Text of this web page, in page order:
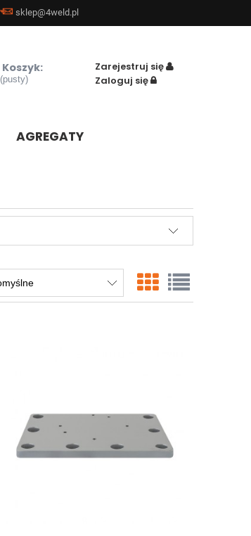
Zarejestruj się
Zaloguj się
Koszyk:
(pusty)
AGREGATY
sklep@4weld.pl